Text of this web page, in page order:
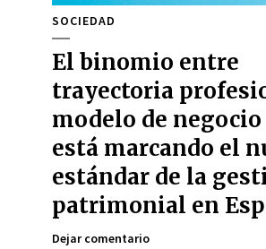
SOCIEDAD
El binomio entre
trayectoria
modelo de negocio
está marcando el
estándar de la
patrimonial en
Dejar comentario